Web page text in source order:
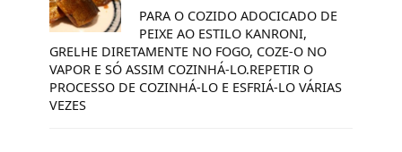
PARA O COZIDO ADOCICADO DE
PEIXE AO ESTILO KANRONI,
GRELHE DIRETAMENTE NO FOGO, COZE-O NO
VAPOR E SÓ ASSIM COZINHÁ-LO.REPETIR O
PROCESSO DE COZINHÁ-LO E ESFRIÁ-LO VÁRIAS
VEZES